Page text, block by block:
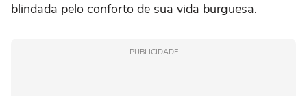
blindada pelo conforto de sua vida burguesa.
PUBLICIDADE